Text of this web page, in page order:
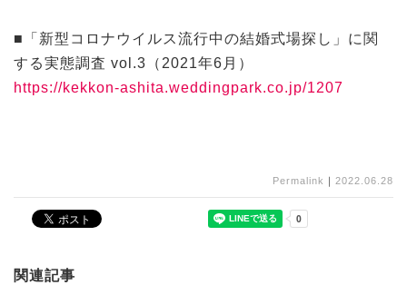
■「新型コロナウイルス流行中の結婚式場探し」に関
する実態調査 vol.3（2021年6月）
https://kekkon-ashita.weddingpark.co.jp/1207
Permalink 2022.06.28
関連記事